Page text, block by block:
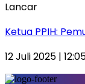
Ketua PPIH:
12 Juli 2025 |